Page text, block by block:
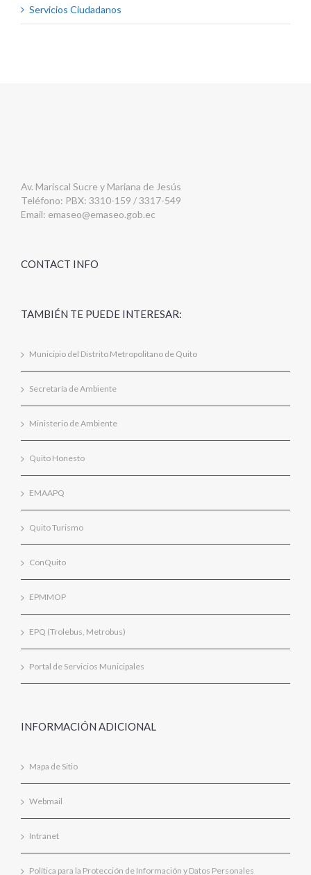
Servicios Ciudadanos
Av. Mariscal Sucre y Mariana de Jesús
Teléfono: PBX: 3310-159 / 3317-549
Email: emaseo@emaseo.gob.ec
CONTACT INFO
TAMBIÉN TE PUEDE INTERESAR:
Municipio del Distrito Metropolitano de Quito
Secretaría de Ambiente
Ministerio de Ambiente
Quito Honesto
EMAAPQ
Quito Turismo
ConQuito
EPMMOP
EPQ (Trolebus, Metrobus)
Portal de Servicios Municipales
INFORMACIÓN ADICIONAL
Mapa de Sitio
Webmail
Intranet
Política para la Protección de Información y Datos Personales